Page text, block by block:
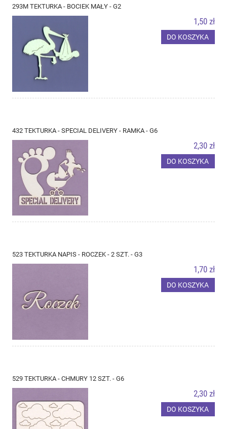
293M TEKTURKA - BOCIEK MAŁY - G2
1,50 zł
DO KOSZYKA
432 TEKTURKA - SPECIAL DELIVERY - RAMKA - G6
2,30 zł
DO KOSZYKA
523 TEKTURKA NAPIS - ROCZEK - 2 SZT. - G3
1,70 zł
DO KOSZYKA
529 TEKTURKA - CHMURY 12 SZT. - G6
2,30 zł
DO KOSZYKA